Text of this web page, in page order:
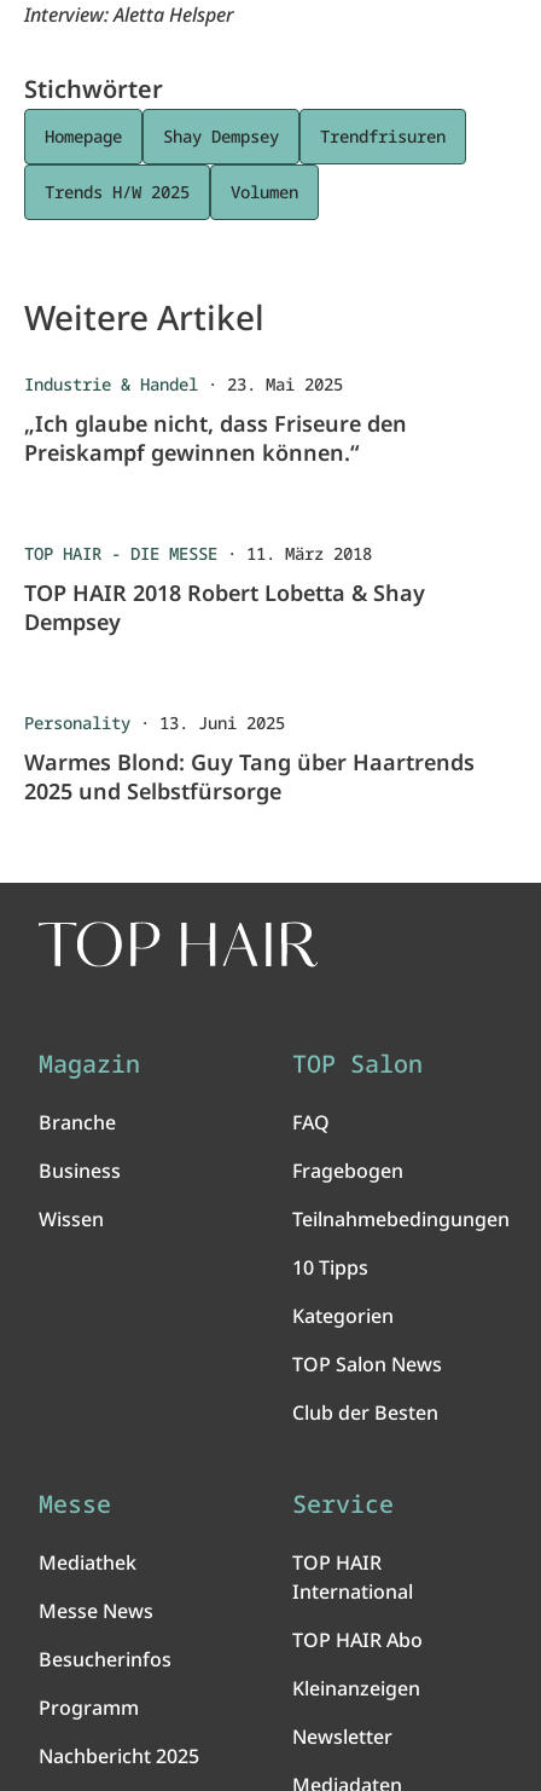
Interview: Aletta Helsper
Stichwörter
Homepage Shay Dempsey Trendfrisuren
Trends H/W 2025 Volumen
Weitere Artikel
Industrie & Handel · 23. Mai 2025
„Ich glaube nicht, dass Friseure den
Preiskampf gewinnen können.“
TOP HAIR - DIE MESSE · 11. März 2018
TOP HAIR 2018 Robert Lobetta & Shay
Dempsey
Personality · 13. Juni 2025
Warmes Blond: Guy Tang über Haartrends
2025 und Selbstfürsorge
Magazin
Branche
Business
Wissen
TOP Salon
FAQ
Fragebogen
Teilnahmebedingungen
10 Tipps
Kategorien
TOP Salon News
Club der Besten
Messe
Mediathek
Messe News
Besucherinfos
Programm
Nachbericht 2025
Service
TOP HAIR
International
TOP HAIR Abo
Kleinanzeigen
Newsletter
Mediadaten